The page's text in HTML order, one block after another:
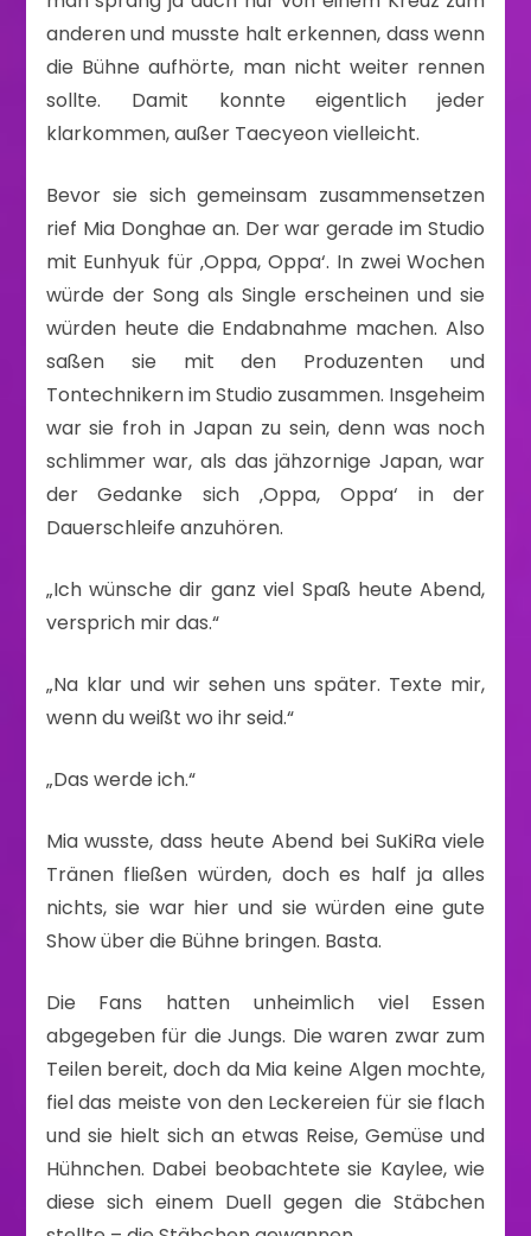
anderen und musste halt erkennen, dass wenn
die Bühne aufhörte, man nicht weiter rennen
sollte. Damit konnte eigentlich jeder
klarkommen, außer Taecyeon vielleicht.
Bevor sie sich gemeinsam zusammensetzen
rief Mia Donghae an. Der war gerade im Studio
mit Eunhyuk für ‚Oppa, Oppa‘. In zwei Wochen
würde der Song als Single erscheinen und sie
würden heute die Endabnahme machen. Also
saßen sie mit den Produzenten und
Tontechnikern im Studio zusammen. Insgeheim
war sie froh in Japan zu sein, denn was noch
schlimmer war, als das jähzornige Japan, war
der Gedanke sich ‚Oppa, Oppa‘ in der
Dauerschleife anzuhören.
„Ich wünsche dir ganz viel Spaß heute Abend,
versprich mir das.“
„Na klar und wir sehen uns später. Texte mir,
wenn du weißt wo ihr seid.“
„Das werde ich.“
Mia wusste, dass heute Abend bei SuKiRa viele
Tränen fließen würden, doch es half ja alles
nichts, sie war hier und sie würden eine gute
Show über die Bühne bringen. Basta.
Die Fans hatten unheimlich viel Essen
abgegeben für die Jungs. Die waren zwar zum
Teilen bereit, doch da Mia keine Algen mochte,
fiel das meiste von den Leckereien für sie flach
und sie hielt sich an etwas Reise, Gemüse und
Hühnchen. Dabei beobachtete sie Kaylee, wie
diese sich einem Duell gegen die Stäbchen